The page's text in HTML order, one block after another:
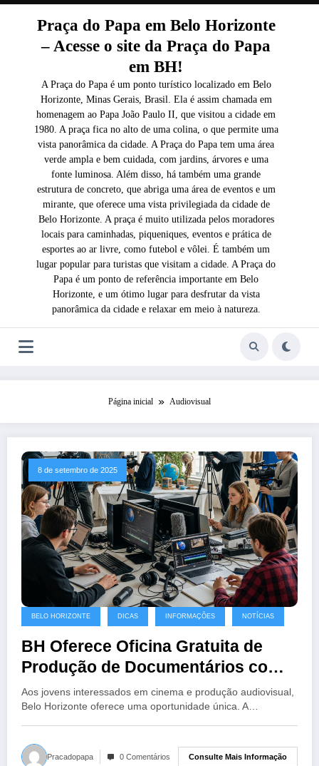
o
Praça do Papa em Belo Horizonte
– Acesse o site da Praça do Papa
em BH!
A Praça do Papa é um ponto turístico localizado em Belo
Horizonte, Minas Gerais, Brasil. Ela é assim chamada em
homenagem ao Papa João Paulo II, que visitou a cidade em
1980. A praça fica no alto de uma colina, o que permite uma
vista panorâmica da cidade. A Praça do Papa tem uma área
verde ampla e bem cuidada, com jardins, árvores e uma
fonte luminosa. Além disso, há também uma grande
estrutura de concreto, que abriga uma área de eventos e um
mirante, que oferece uma vista privilegiada da cidade de
Belo Horizonte. A praça é muito utilizada pelos moradores
locais para caminhadas, piqueniques, eventos e prática de
esportes ao ar livre, como futebol e vôlei. É também um
lugar popular para turistas que visitam a cidade. A Praça do
Papa é um ponto de referência importante em Belo
Horizonte, e um ótimo lugar para desfrutar da vista
panorâmica da cidade e relaxar em meio à natureza.
Página inicial Audiovisual
8 de setembro de 2025
BELO HORIZONTE DICAS INFORMAÇÕES NOTÍCIAS
BH Oferece Oficina Gratuita de
Produção de Documentários com
Foco em Meio Ambiente
Aos jovens interessados em cinema e produção audiovisual,
Belo Horizonte oferece uma oportunidade única. A…
Pracadopapa 0 Comentários Consulte Mais Informação